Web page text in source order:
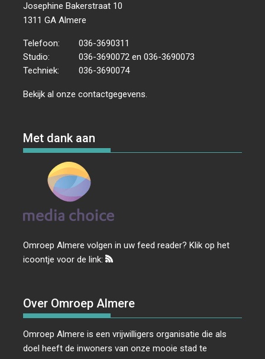
Josephine Bakerstraat 10
1311 GA Almere
Telefoon:
036-3690311
Studio:
036-3690072 en 036-3690073
Techniek:
036-3690074
Bekijk al onzecontactgegevens.
Met dank aan
Omroep Almere volgen in uw feed reader? Klik op het
icoontje voor de link:
Over Omroep Almere
Omroep Almere is een vrijwilligers organisatie die als
doel heeft de inwoners van onze mooie stad te